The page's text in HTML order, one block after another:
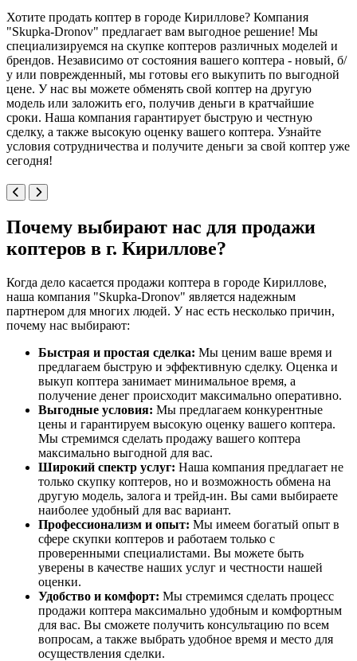
Хотите продать коптер в городе Кириллове? Компания
"Skupka-Dronov" предлагает вам выгодное решение! Мы
специализируемся на скупке коптеров различных моделей и
брендов. Независимо от состояния вашего коптера - новый, б/
у или поврежденный, мы готовы его выкупить по выгодной
цене. У нас вы можете обменять свой коптер на другую
модель или заложить его, получив деньги в кратчайшие
сроки. Наша компания гарантирует быструю и честную
сделку, а также высокую оценку вашего коптера. Узнайте
условия сотрудничества и получите деньги за свой коптер уже
сегодня!
Почему выбирают нас для продажи
коптеров в г. Кириллове?
Когда дело касается продажи коптера в городе Кириллове,
наша компания "Skupka-Dronov" является надежным
партнером для многих людей. У нас есть несколько причин,
почему нас выбирают:
Быстрая и простая сделка: Мы ценим ваше время и
предлагаем быструю и эффективную сделку. Оценка и
выкуп коптера занимает минимальное время, а
получение денег происходит максимально оперативно.
Выгодные условия: Мы предлагаем конкурентные
цены и гарантируем высокую оценку вашего коптера.
Мы стремимся сделать продажу вашего коптера
максимально выгодной для вас.
Широкий спектр услуг: Наша компания предлагает не
только скупку коптеров, но и возможность обмена на
другую модель, залога и трейд-ин. Вы сами выбираете
наиболее удобный для вас вариант.
Профессионализм и опыт: Мы имеем богатый опыт в
сфере скупки коптеров и работаем только с
проверенными специалистами. Вы можете быть
уверены в качестве наших услуг и честности нашей
оценки.
Удобство и комфорт: Мы стремимся сделать процесс
продажи коптера максимально удобным и комфортным
для вас. Вы сможете получить консультацию по всем
вопросам, а также выбрать удобное время и место для
осуществления сделки.